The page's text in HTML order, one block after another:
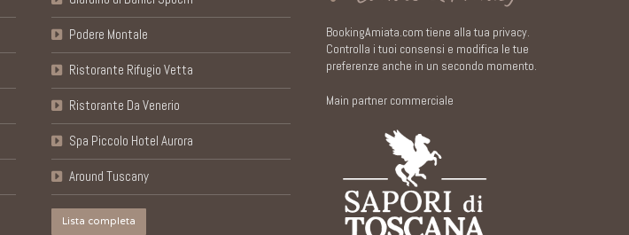
Podere Montale
Ristorante Rifugio Vetta
Ristorante Da Venerio
Spa Piccolo Hotel Aurora
Around Tuscany
Lista completa
BookingAmiata.com tiene alla tua privacy.
Controlla i tuoi consensi e modifica le tue
preferenze anche in un secondo momento.
Main partner commerciale